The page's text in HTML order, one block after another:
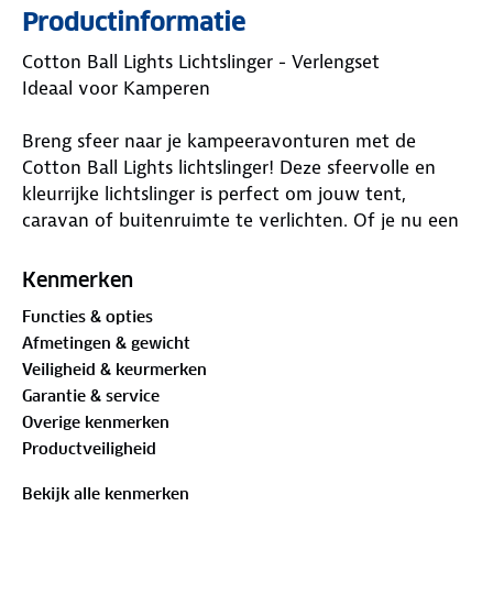
Productinformatie
Cotton Ball Lights Lichtslinger - Verlengset
Ideaal voor Kamperen
Breng sfeer naar je kampeeravonturen met de
Cotton Ball Lights lichtslinger! Deze sfeervolle en
kleurrijke lichtslinger is perfect om jouw tent,
caravan of buitenruimte te verlichten. Of je nu een
tent net dat beetje extra wilt geven, de Cotton Ball
functionaliteit en stijl.
Voordelen van de Cotton Ball Lights lichtslinger:
- Warm en sfeervol licht: De kleurrijke lichtbolletjes
stralen gezelligheid uit, waardoor je een knusse sfeer
creëert.
- Eenvoudig mee te nemen: Lichtgewicht en
Kenmerken
Functies & opties
Afmetingen & gewicht
Veiligheid & keurmerken
Garantie & service
Overige kenmerken
Productveiligheid
Bekijk alle kenmerken